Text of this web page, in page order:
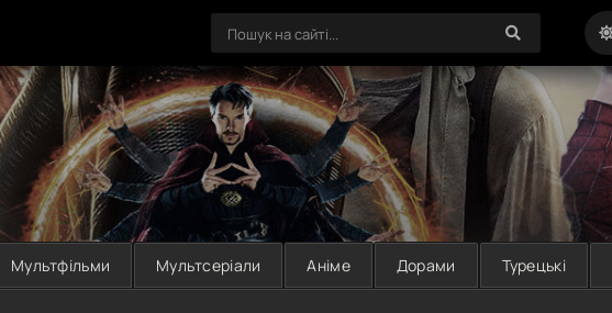
Мультфільми Мультсеріали Аніме Дорами Турецькі